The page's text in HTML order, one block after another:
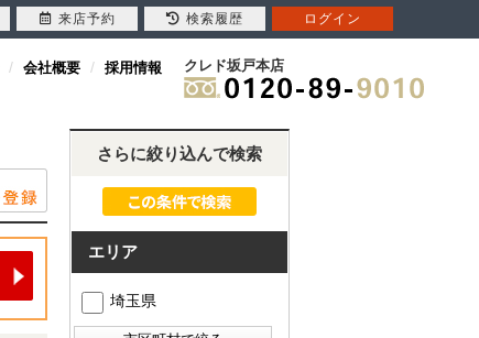
会社概要 採用情報 クレド坂戸本店
さらに絞り込んで検索
エリア
埼玉県
来店予約 検索履歴 ログイン